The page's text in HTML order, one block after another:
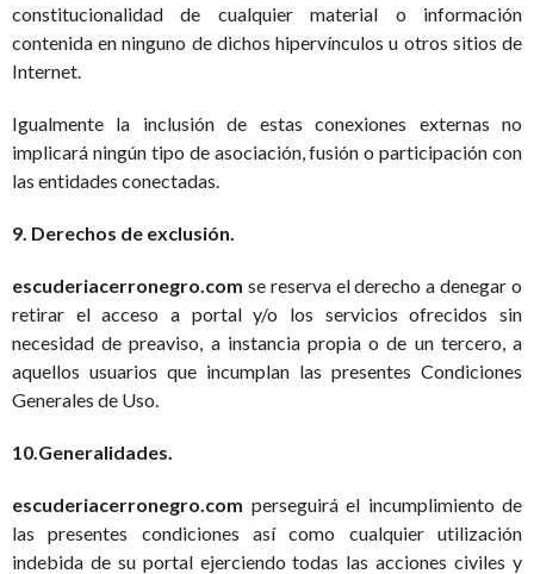
constitucionalidad de cualquier material o información
contenida en ninguno de dichos hipervínculos u otros sitios de
Internet.
Igualmente la inclusión de estas conexiones externas no
implicará ningún tipo de asociación, fusión o participación con
las entidades conectadas.
9. Derechos de exclusión.
escuderiacerronegro.com se reserva el derecho a denegar o
retirar el acceso a portal y/o los servicios ofrecidos sin
necesidad de preaviso, a instancia propia o de un tercero, a
aquellos usuarios que incumplan las presentes Condiciones
Generales de Uso.
10.Generalidades.
escuderiacerronegro.com perseguirá el incumplimiento de
las presentes condiciones así como cualquier utilización
indebida de su portal ejerciendo todas las acciones civiles y